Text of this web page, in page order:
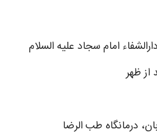
امام سجاد علیه السلام
درمانگاه طب الرضا